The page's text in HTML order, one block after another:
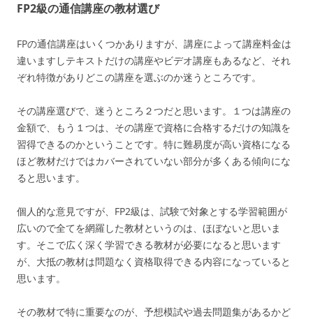
FP2級の通信講座の教材選び
FPの通信講座はいくつかありますが、講座によって講座料金は
違いますしテキストだけの講座やビデオ講座もあるなど、それ
ぞれ特徴がありどこの講座を選ぶのか迷うところです。
その講座選びで、迷うところ２つだと思います。１つは講座の
金額で、もう１つは、その講座で資格に合格するだけの知識を
習得できるのかということです。特に難易度が高い資格になる
ほど教材だけではカバーされていない部分が多くある傾向にな
ると思います。
個人的な意見ですが、FP2級は、試験で対象とする学習範囲が
広いので全てを網羅した教材というのは、ほぼないと思いま
す。そこで広く深く学習できる教材が必要になると思います
が、大抵の教材は問題なく資格取得できる内容になっていると
思います。
その教材で特に重要なのが、予想模試や過去問題集があるかど